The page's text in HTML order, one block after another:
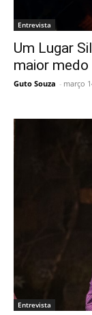
Entrevista
Um Lugar
maior
Guto Souza - março
Entrevista